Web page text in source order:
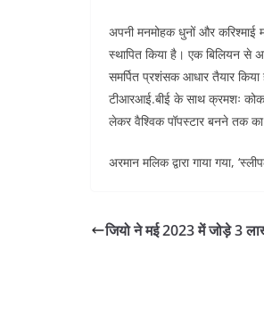
अपनी मनमोहक धुनों और
स्थापित किया है। एक बिलियन से
समर्पित प्रशंसक आधार तैयार
टीआरआई.बीई के साथ क्रमशः कोक
लेकर वैश्विक पॉपस्टार बनने तक
अरमान मलिक द्वारा गाया गया,
जियो ने मई 2023 में जोड़े 3